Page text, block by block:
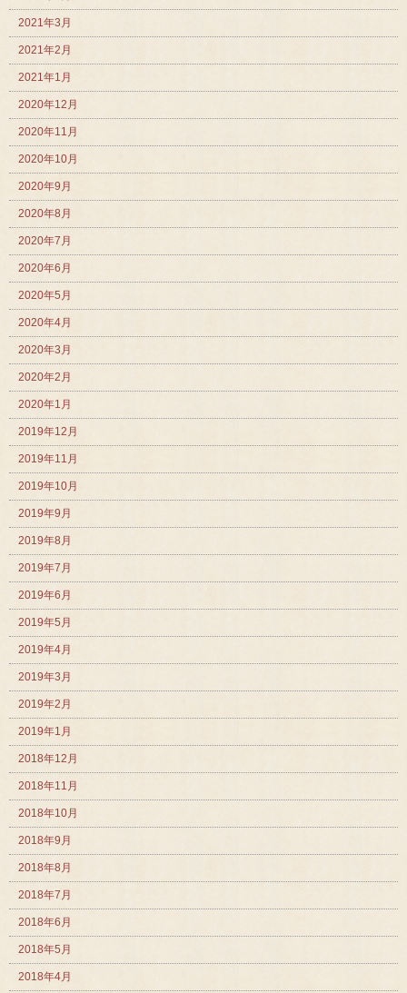
2021年3月
2021年2月
2021年1月
2020年12月
2020年11月
2020年10月
2020年9月
2020年8月
2020年7月
2020年6月
2020年5月
2020年4月
2020年3月
2020年2月
2020年1月
2019年12月
2019年11月
2019年10月
2019年9月
2019年8月
2019年7月
2019年6月
2019年5月
2019年4月
2019年3月
2019年2月
2019年1月
2018年12月
2018年11月
2018年10月
2018年9月
2018年8月
2018年7月
2018年6月
2018年5月
2018年4月